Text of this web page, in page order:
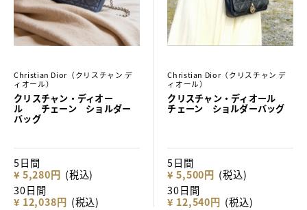
Christian Dior（クリスチャン デ
ィオール）
クリスチャン・ディオー
ル チェーン ショルダー
バッグ
5日間
¥ 5,280円 (税込)
30日間
¥ 12,038円 (税込)
Christian Dior（クリスチャン デ
ィオール）
クリスチャン・ディオール
チェーン ショルダーバッグ
5日間
¥ 5,500円 (税込)
30日間
¥ 12,540円 (税込)